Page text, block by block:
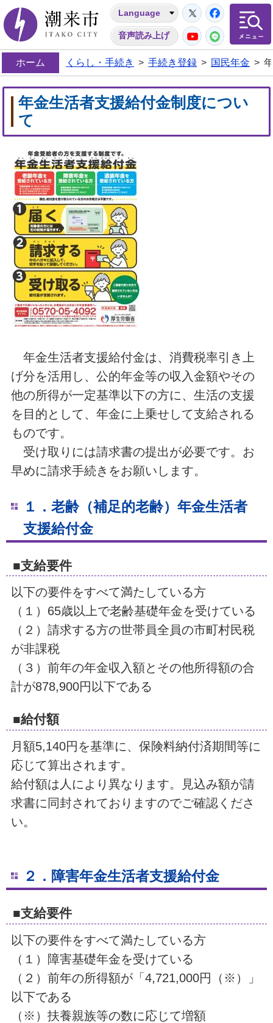
潮来市
Language
音声読み上げ
Twitter
YouTube
LINE
ホーム くらし・手続き > 手続き登録 > 国民年金 >
年金生活者支援給付金制度につい
て
年金生活者支援給付金は、消費税率引き上
げ分を活用し、公的年金等の収入金額やその
他の所得が一定基準以下の方に、生活の支援
を目的として、年金に上乗せして支給される
ものです。
受け取りには請求書の提出が必要です。お
早めに請求手続きをお願いします。
１．老齢（補足的老齢）年金生活者
支援給付金
■支給要件
以下の要件をすべて満たしている方
（１）65歳以上で老齢基礎年金を受けている
（２）請求する方の世帯員全員の市町村民税
が非課税
（３）前年の年金収入額とその他所得額の合
計が878,900円以下である
■給付額
月額5,140円を基準に、保険料納付済期間等に
応じて算出されます。
給付額は人により異なります。見込み額が請
求書に同封されておりますのでご確認くださ
い。
２．障害年金生活者支援給付金
■支給要件
以下の要件をすべて満たしている方
（１）障害基礎年金を受けている
（２）前年の所得額が「4,721,000円（※）」
以下である
（※）扶養親族等の数に応じて増額